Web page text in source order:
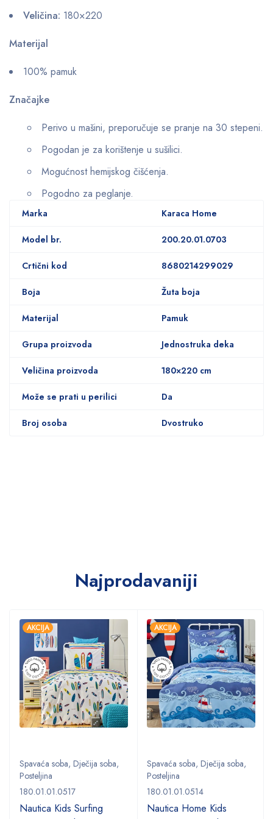
Veličina: 180×220
Materijal
100% pamuk
Značajke
Perivo u mašini, preporučuje se pranje na 30 stepeni.
Pogodan je za korištenje u sušilici.
Mogućnost hemijskog čišćenja.
Pogodno za peglanje.
Marka Karaca Home
Model br. 200.20.01.0703
Crtični kod 8680214299029
Boja Žuta boja
Materijal Pamuk
Grupa proizvoda Jednostruka deka
Veličina proizvoda 180×220 cm
Može se prati u perilici Da
Broj osoba Dvostruko
Najprodavaniji
AKCIJA
Spavaća soba, Dječija soba,
Posteljina
180.01.01.0517
Nautica Kids Surfing
AKCIJA
Spavaća soba, Dječija soba,
Posteljina
180.01.01.0514
Nautica Home Kids